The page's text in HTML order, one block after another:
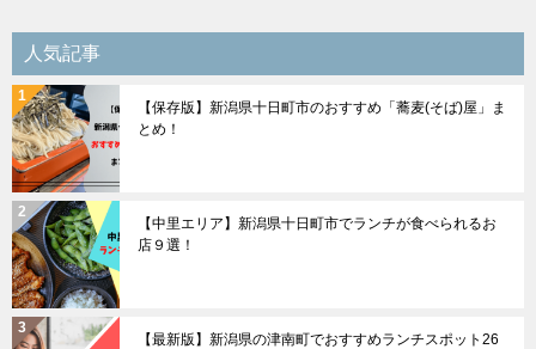
シ
ョ
ン
人気記事
【保存版】新潟県十日町市のおすすめ「蕎麦(そば)屋」ま
とめ！
【中里エリア】新潟県十日町市でランチが食べられるお
店９選！
【最新版】新潟県の津南町でおすすめランチスポット26